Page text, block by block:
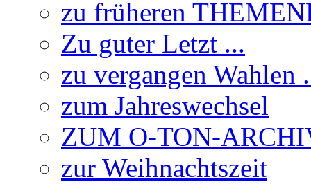
zu früheren
Zu guter Letzt ...
zu vergangen Wahlen
zum Jahreswechsel
ZUM O-TON-
zur Weihnachtszeit